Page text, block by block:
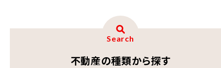
Search
不動産の種類から探す